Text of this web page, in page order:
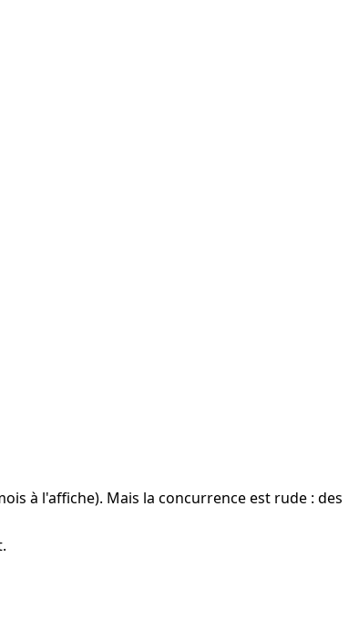
à l'affiche). Mais la concurrence est rude : des